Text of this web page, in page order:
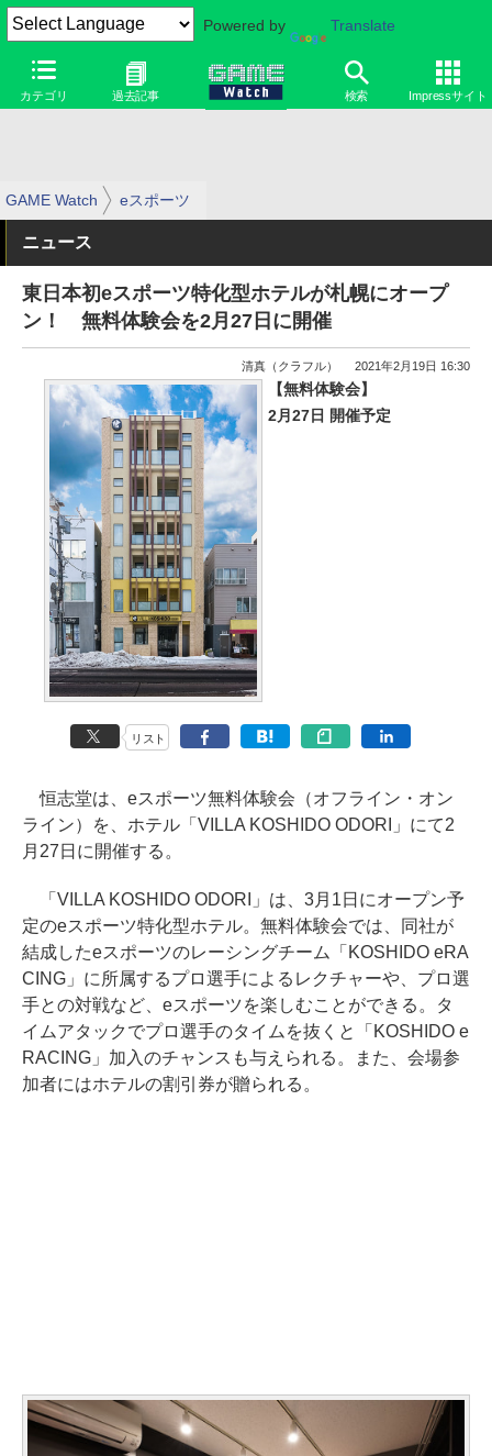
Powered by Translate
カテゴリ 過去記事 検索 Impressサイト
GAME Watch eスポーツ
ニュース
東日本初eスポーツ特化型ホテルが札幌にオープ
ン！ 無料体験会を2月27日に開催
清真（クラフル） 2021年2月19日 16:30
【無料体験会】
2月27日 開催予定
リスト
恒志堂は、eスポーツ無料体験会（オフライン・オン
ライン）を、ホテル「VILLA KOSHIDO ODORI」にて2
月27日に開催する。
「VILLA KOSHIDO ODORI」は、3月1日にオープン予
定のeスポーツ特化型ホテル。無料体験会では、同社が
結成したeスポーツのレーシングチーム「KOSHIDO eRA
CING」に所属するプロ選手によるレクチャーや、プロ選
手との対戦など、eスポーツを楽しむことができる。タ
イムアタックでプロ選手のタイムを抜くと「KOSHIDO e
RACING」加入のチャンスも与えられる。また、会場参
加者にはホテルの割引券が贈られる。